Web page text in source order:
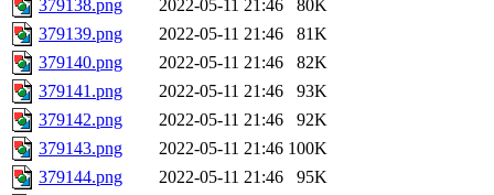
379138.png
2022-05-11 21:46
80K
379139.png
2022-05-11 21:46
81K
379140.png
2022-05-11 21:46
82K
379141.png
2022-05-11 21:46
93K
379142.png
2022-05-11 21:46
92K
379143.png
2022-05-11 21:46 100K
379144.png
2022-05-11 21:46
95K